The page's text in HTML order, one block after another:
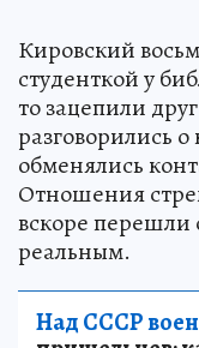
Кировский
студенткой у
то зацепили
разговорились
обменялись
Отношения
вскоре перешли
реальным.
Над СССР